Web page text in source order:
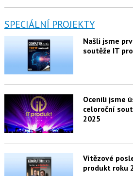
SPECIÁLNÍ PROJEKTY
Našli jsme
soutěže IT
Ocenili jsme
celoroční
2025
Vítězové
produkt roku